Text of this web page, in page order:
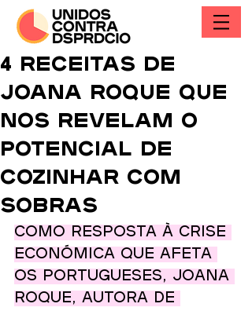
4 receitas de
Joana Roque que
nos revelam o
potencial de
cozinhar com
sobras
Como resposta à crise
económica que afeta
os portugueses, Joana
Roque, autora de